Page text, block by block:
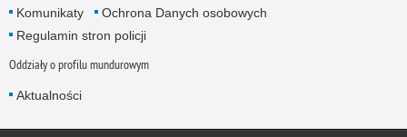
Komunikaty
Ochrona Danych osobowych
Regulamin stron policji
Oddziały o profilu mundurowym
Aktualności